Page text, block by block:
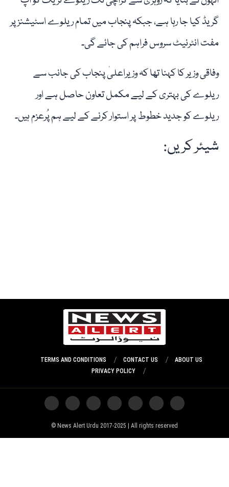
گریڈ کیا جا رہا ہے، جبکہ پنجاب میں تمام ریلوے اسٹیشنز پر
مفت انٹرنیٹ سروس فراہم کی جائے گی۔
وفاقی وزیر کا کہنا تھا کہ وزیراعلیٰ پنجاب کی جانب سے
ریلوے کی بہتری کے لیے مکمل تعاون حاصل ہے اور
ریلوے کو جدید خطوط پر استوار کرنے کے لیے ہم پُرعزم ہیں۔
شیئر کریں:
ABOUT US
CONTACT US
TERMS AND CONDITIONS
PRIVACY POLICY
News Alert Urdu 2017-2025 | All rights reserved ©